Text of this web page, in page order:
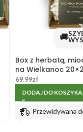
🚚
Box z herbatą,
na Wielkanoc
69.99zł
DODAJ DO KOSZYKA
Przewidywana